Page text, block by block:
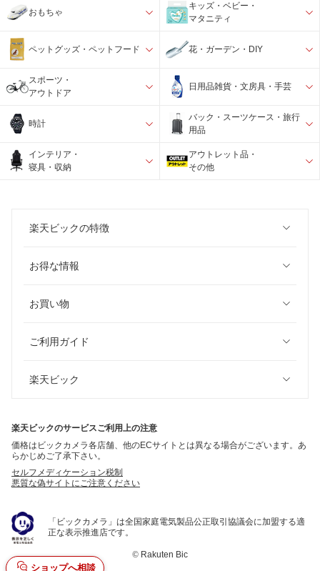
ショップへ相談
おもちゃ
キッズ・ベビー・
マタニティ
ペットグッズ・ペットフード 花・ガーデン・DIY
スポーツ・
アウトドア
日用品雑貨・文房具・手芸
時計
バック・スーツケース・旅行
用品
インテリア・
寝具・収納
アウトレット品・
その他
楽天ビックの特徴
お得な情報
お買い物
ご利用ガイド
楽天ビック
楽天ビックのサービスご利用上の注意
価格はビックカメラ各店舗、他のECサイトとは異なる場合がございます。あ
らかじめご了承下さい。
セルフメディケーション税制
悪質な偽サイトにご注意ください
「ビックカメラ」は全国家庭電気製品公正取引協議会に加盟する適
正な表示推進店です。
© Rakuten Bic